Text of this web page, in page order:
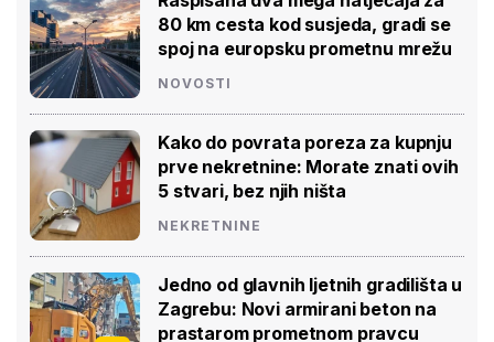
80 km cesta kod susjeda, gradi se
spoj na europsku prometnu mrežu
NOVOSTI
Kako do povrata poreza za kupnju
prve nekretnine: Morate znati ovih
5 stvari, bez njih ništa
NEKRETNINE
Jedno od glavnih ljetnih gradilišta u
Zagrebu: Novi armirani beton na
prastarom prometnom pravcu